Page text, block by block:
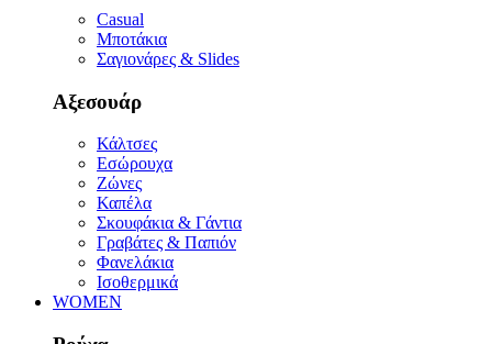
Casual
Μποτάκια
Σαγιονάρες & Slides
Αξεσουάρ
Κάλτσες
Εσώρουχα
Ζώνες
Καπέλα
Σκουφάκια & Γάντια
Γραβάτες & Παπιόν
Φανελάκια
Ισοθερμικά
WOMEN